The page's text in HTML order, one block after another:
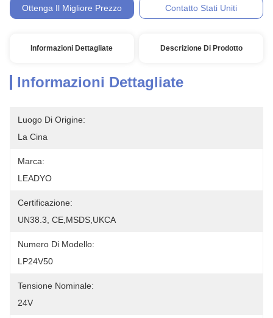
Ottenga Il Migliore Prezzo
Contatto Stati Uniti
Informazioni Dettagliate Descrizione Di Prodotto
Informazioni Dettagliate
Luogo Di Origine:
La Cina
Marca:
LEADYO
Certificazione:
UN38.3, CE,MSDS,UKCA
Numero Di Modello:
LP24V50
Tensione Nominale:
24V